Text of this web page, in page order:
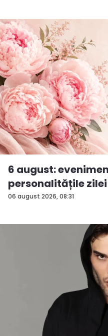
06 august 2026, 08:31
6 august:
personalitățile zilei